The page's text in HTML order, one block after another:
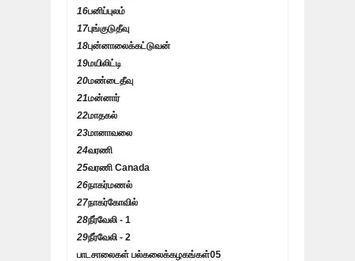
16பனிப்புலம்
17புங்குடுதீவு
18புன்னாலைக்கட்டுவன்
19மயிலிட்டி
20மண்டைதீவு
21மன்னார்
22மாதகல்
23மானாவலை
24வரணி
25வரணி Canada
26நாகர்மணல்
27நாகர்கோவில்
28நீர்வேலி - 1
29நீர்வேலி - 2
பாடசாலைகள் பல்கலைக்கழகங்கள்05